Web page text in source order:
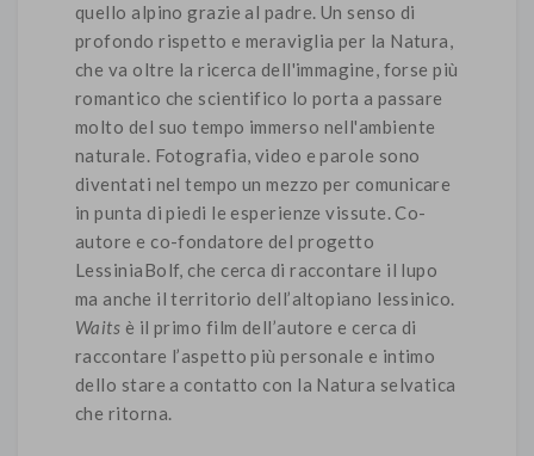
quello alpino grazie al padre. Un senso di
profondo rispetto e meraviglia per la Natura,
che va oltre la ricerca dell'immagine, forse più
romantico che scientifico lo porta a passare
molto del suo tempo immerso nell'ambiente
naturale. Fotografia, video e parole sono
diventati nel tempo un mezzo per comunicare
in punta di piedi le esperienze vissute. Co-
autore e co-fondatore del progetto
LessiniaBolf, che cerca di raccontare il lupo
ma anche il territorio dell’altopiano lessinico.
Waits è il primo film dell’autore e cerca di
raccontare l’aspetto più personale e intimo
dello stare a contatto con la Natura selvatica
che ritorna.